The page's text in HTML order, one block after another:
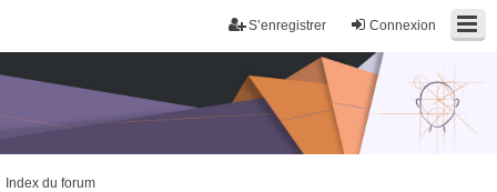
Connexion
S’enregistrer
Index du forum